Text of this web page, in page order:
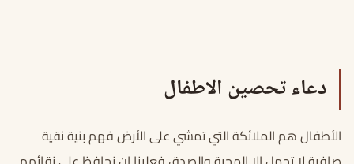
دعاء تحصين الاطفال
الأطفال هم الملائكة التي تمشي على الأرض فهم بنية نقية